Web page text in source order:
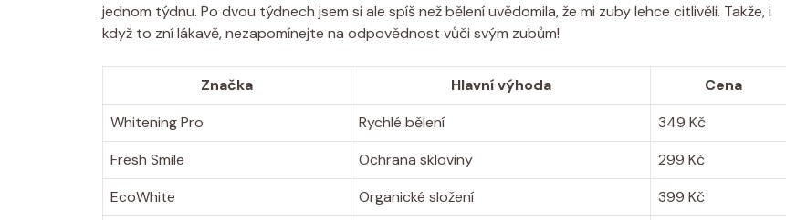
jednom týdnu. Po dvou týdnech‌ jsem si⁤ ale spíš než⁣ bělení uvědomila, že mi⁣ zuby lehce citlivěli. Takže, i
když to zní lákavě, nezapomínejte na odpovědnost vůči svým​ zubům!
Značka Hlavní výhoda
Cena
Whitening Pro
Rychlé bělení
349 Kč
Fresh Smile
Ochrana‌ skloviny
299 Kč
EcoWhite
Organické složení
399 Kč